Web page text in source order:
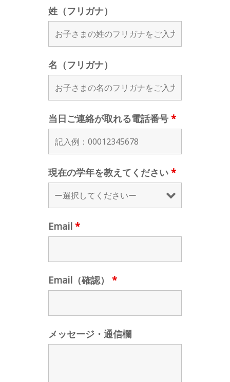
姓（フリガナ）
名（フリガナ）
当日ご連絡が取れる電話番号 *
現在の学年を教えてください *
Email *
Email（確認） *
メッセージ・通信欄